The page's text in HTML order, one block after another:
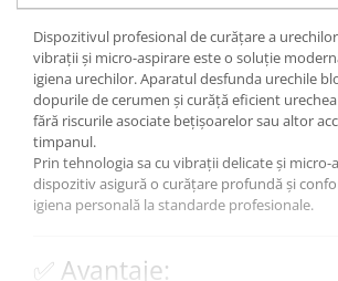
Dispozitivul profesional de curățare a urechilor
vibrații și micro-aspirare este o soluție
igiena urechilor. Aparatul desfunda urechile
dopurile de cerumen și curăță eficient
fără riscurile asociate bețișoarelor sau altor
timpanul.
Prin tehnologia sa cu vibrații delicate și micro-
dispozitiv asigură o curățare profundă și
igiena personală la standarde profesionale.
✅ Avantaje: